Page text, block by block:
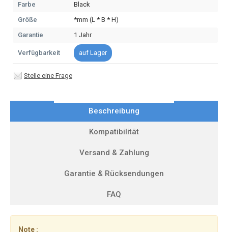
Farbe
Black
Größe
*mm (L * B * H)
Garantie
1 Jahr
Verfügbarkeit auf Lager
Stelle eine Frage
Beschreibung
Kompatibilität
Versand & Zahlung
Garantie & Rücksendungen
FAQ
Note :